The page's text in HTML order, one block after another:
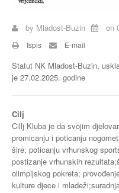
by Mladost-Buzin on
Ispis E-mail
Statut NK Mladost-Buzin,
je 27.02.2025. godine
Cilj
Cillj Kluba je da svojim
promicanju i poticanju
šire; poticanju vrhunskog
postizanje vrhunskih
olimpijskog pokreta;
kulture djece i